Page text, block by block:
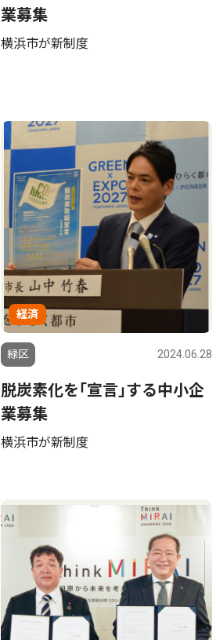
業募集
横浜市が新制度
経済
緑区 2024.06.28
脱炭素化を｢宣言｣する中小企
業募集
横浜市が新制度